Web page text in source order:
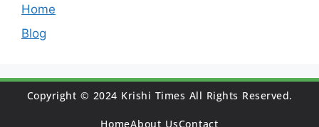
Home
Blog
Copyright © 2024 Krishi Times All Rights Reserved.
HomeAbout UsContact